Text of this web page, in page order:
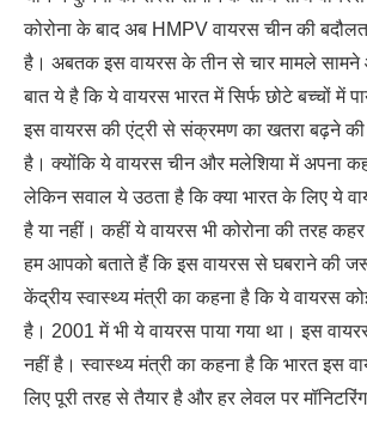
कोरोना के बाद अब HMPV वायरस चीन की
है। अबतक इस वायरस के तीन से चार मामले
बात ये है कि ये वायरस भारत में सिर्फ छोटे बच्चों में
इस वायरस की एंट्री से संक्रमण का खतरा बढ़ने
है। क्योंकि ये वायरस चीन और मलेशिया में अपना
लेकिन सवाल ये उठता है कि क्या भारत के लिए ये
है या नहीं। कहीं ये वायरस भी कोरोना की तरह कहर
हम आपको बताते हैं कि इस वायरस से घबराने की
केंद्रीय स्वास्थ्य मंत्री का कहना है कि ये वायरस
है। 2001 में भी ये वायरस पाया गया था। इस
नहीं है। स्वास्थ्य मंत्री का कहना है कि भारत इस
लिए पूरी तरह से तैयार है और हर लेवल पर